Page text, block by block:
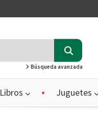
Búsqueda avanzada
Libros Juguetes